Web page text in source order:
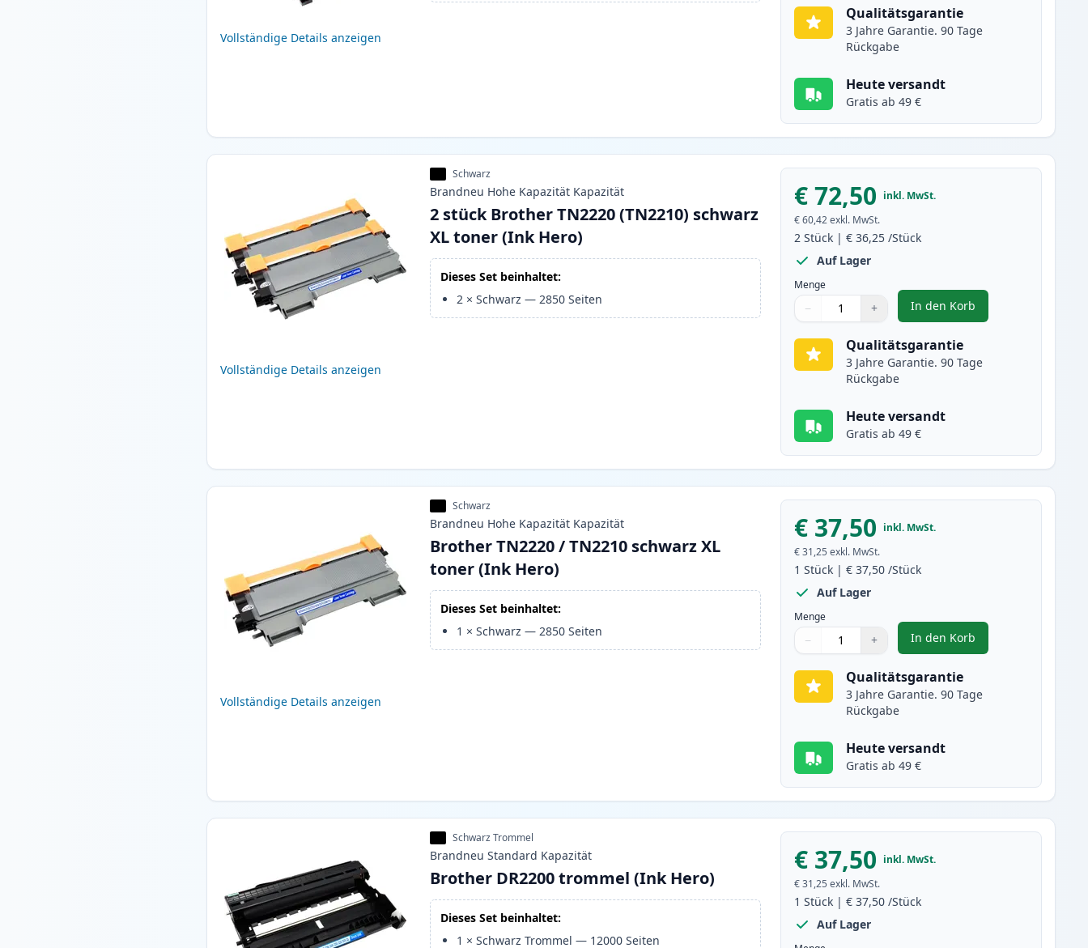
Vollständige Details anzeigen
Qualitätsgarantie
3 Jahre Garantie. 90 Tage
Rückgabe
Heute versandt
Gratis ab 49 €
Vollständige Details anzeigen
Schwarz
Brandneu Hohe Kapazität Kapazität
2 stück Brother TN2220 (TN2210) schwarz
XL toner (Ink Hero)
Dieses Set beinhaltet:
2 ×Schwarz —2850 Seiten
€ 72,50 inkl. MwSt.
€ 60,42 exkl. MwSt.
2 Stück |€ 36,25 /Stück
Auf Lager
Menge
Menge
Verwenden Sie die Tasten, um anzupassen
− +
Menge 1
In den Korb
, 2 stück Brother TN2220
Qualitätsgarantie
3 Jahre Garantie. 90 Tage
Rückgabe
Heute versandt
Gratis ab 49 €
Vollständige Details anzeigen
Schwarz
Brandneu Hohe Kapazität Kapazität
Brother TN2220 / TN2210 schwarz XL
toner (Ink Hero)
Dieses Set beinhaltet:
1 ×Schwarz —2850 Seiten
€ 37,50 inkl. MwSt.
€ 31,25 exkl. MwSt.
1 Stück |€ 37,50 /Stück
Auf Lager
Menge
Menge
Verwenden Sie die Tasten, um anzupassen
− +
Menge 1
In den Korb
, Brother TN2220 /
Qualitätsgarantie
3 Jahre Garantie. 90 Tage
Rückgabe
Heute versandt
Gratis ab 49 €
Schwarz Trommel
Brandneu Standard Kapazität
Brother DR2200 trommel (Ink Hero)
Dieses Set beinhaltet:
1 ×Schwarz Trommel — 12000 Seiten
€ 37,50 inkl. MwSt.
€ 31,25 exkl. MwSt.
1 Stück |€ 37,50 /Stück
Auf Lager